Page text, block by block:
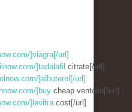
]viagra[/url]
]tadalafil citrate[/url]
]albuterol[/url]
]buy cheap ventolin[/url]
]levitracost[/url]